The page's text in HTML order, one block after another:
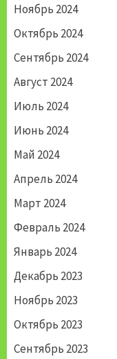
Ноябрь 2024
Октябрь 2024
Сентябрь 2024
Август 2024
Июль 2024
Июнь 2024
Май 2024
Апрель 2024
Март 2024
Февраль 2024
Январь 2024
Декабрь 2023
Ноябрь 2023
Октябрь 2023
Сентябрь 2023